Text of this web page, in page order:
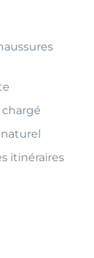
itinéraires